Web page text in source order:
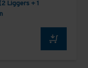
Liggers + 1